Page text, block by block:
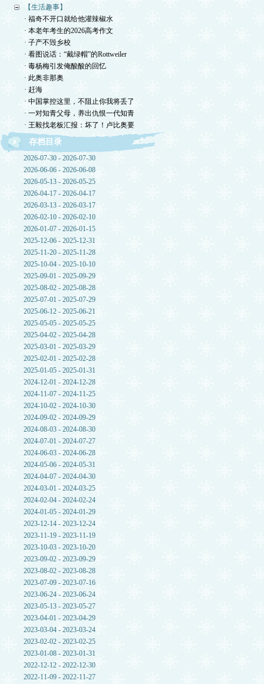
【生活趣事】
· 福奇不开口就给他灌辣椒水
· 本老年考生的2026高考作文
· 子产不毁乡校
· 看图说话：“戴绿帽”的Rottweiler
· 毒杨梅引发俺酸酸的回忆
· 此奥非那奥
· 赶海
· 中国掌控这里，不阻止你我将丢了
· 一对知青父母，养出仇恨一代知青
· 王毅找老板汇报：坏了！卢比奥要
存档目录
2026-07-30 - 2026-07-30
2026-06-06 - 2026-06-08
2026-05-13 - 2026-05-25
2026-04-17 - 2026-04-17
2026-03-13 - 2026-03-17
2026-02-10 - 2026-02-10
2026-01-07 - 2026-01-15
2025-12-06 - 2025-12-31
2025-11-20 - 2025-11-28
2025-10-04 - 2025-10-10
2025-09-01 - 2025-09-29
2025-08-02 - 2025-08-28
2025-07-01 - 2025-07-29
2025-06-12 - 2025-06-21
2025-05-05 - 2025-05-25
2025-04-02 - 2025-04-28
2025-03-01 - 2025-03-29
2025-02-01 - 2025-02-28
2025-01-05 - 2025-01-31
2024-12-01 - 2024-12-28
2024-11-07 - 2024-11-25
2024-10-02 - 2024-10-30
2024-09-02 - 2024-09-29
2024-08-03 - 2024-08-30
2024-07-01 - 2024-07-27
2024-06-03 - 2024-06-28
2024-05-06 - 2024-05-31
2024-04-07 - 2024-04-30
2024-03-01 - 2024-03-25
2024-02-04 - 2024-02-24
2024-01-05 - 2024-01-29
2023-12-14 - 2023-12-24
2023-11-19 - 2023-11-19
2023-10-03 - 2023-10-20
2023-09-02 - 2023-09-29
2023-08-02 - 2023-08-28
2023-07-09 - 2023-07-16
2023-06-24 - 2023-06-24
2023-05-13 - 2023-05-27
2023-04-01 - 2023-04-29
2023-03-04 - 2023-03-24
2023-02-02 - 2023-02-25
2023-01-08 - 2023-01-31
2022-12-12 - 2022-12-30
2022-11-09 - 2022-11-27